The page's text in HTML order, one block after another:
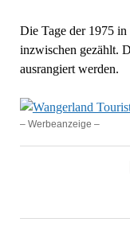
Die Tage der 1975
inzwischen gezählt.
ausrangiert werden.
– Werbeanzeige –